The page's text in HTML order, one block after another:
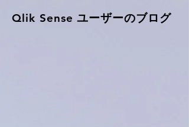
Qlik Sense ​ユーザーのブログ